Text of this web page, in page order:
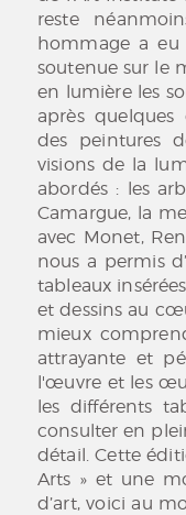
reste
hommage a eu
soutenue sur le
en lumière les
après
des peintures
visions de la
abordés : les
Camargue, la
avec Monet,
nous a permis
tableaux
et dessins au
mieux
attrayante et
l'œuvre et les
les différents
consulter en
détail. Cette
Arts » et une
d’art, voici au